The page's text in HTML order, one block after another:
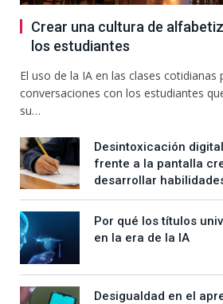
Crear una cultura de
los estudiantes
El uso de la IA en las clases cotidianas
conversaciones con los estudiantes
su…
Desintoxicación
frente a la pantalla
desarrollar
Por qué los títulos
en la era de la IA
Desigualdad en el